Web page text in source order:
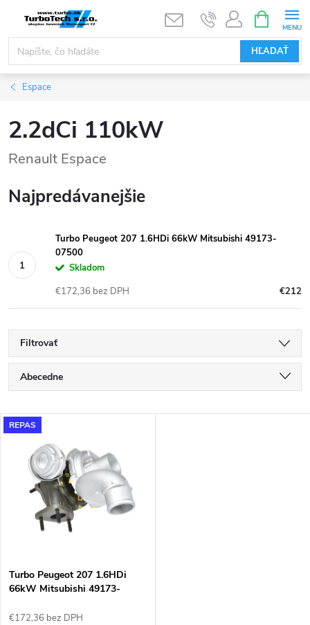
obsah
HĽADAŤ
KOŠÍK
Espace
2.2dCi 110kW
Renault Espace
Najpredávanejšie
Turbo Peugeot 207 1.6HDi 66kW Mitsubishi 49173-
07500
Skladom
€212
€172,36 bez DPH
Filtrovať
R
a
e
Abecedne
Najdrahšie
Najpredávanejšie
V
s
p
REPAS
Turbo Peugeot 207 1.6HDi
66kW Mitsubishi 49173-
€172,36 bez DPH